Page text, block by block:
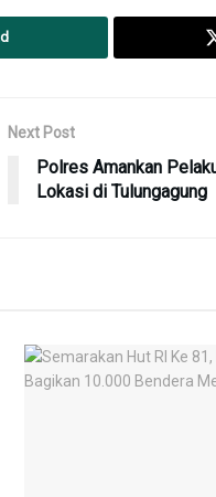
Next Post
Polres Amankan
Lokasi di Tulungagung